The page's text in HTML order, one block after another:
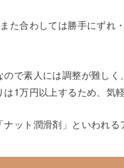
た合わしては勝手にずれ
で素人には調整が難し
1万円以上するため、気
ット潤滑剤」といわれる